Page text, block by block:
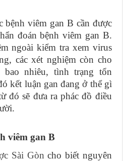
bệnh viêm gan B cần được
đoán bệnh viêm gan B.
ngoài kiểm tra xem virus
các xét nghiệm còn cho
nhiêu, tình trạng tổn
kết luận gan đang ở thể gì
đó sẽ đưa ra phác đồ điều
viêm gan B
Sài Gòn cho biết nguyên